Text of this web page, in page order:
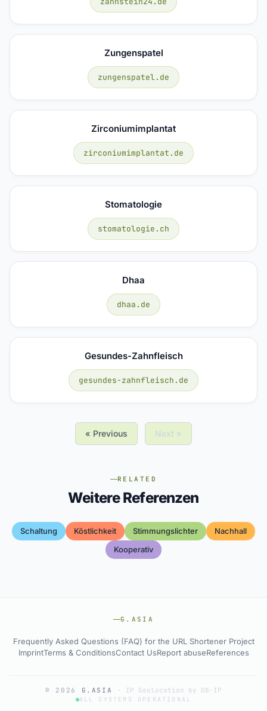
Zungenspatel
zungenspatel.de
Zirconiumimplantat
zirconiumimplantat.de
Stomatologie
stomatologie.ch
Dhaa
dhaa.de
Gesundes-Zahnfleisch
gesundes-zahnfleisch.de
« Previous Next »
RELATED
Weitere Referenzen
Schaltung Köstlichkeit Stimmungslichter
Nachhall
Kooperativ
G.ASIA
Frequently Asked Questions (FAQ) for the URL Shortener Project
ImprintTerms & ConditionsContact UsReport abuseReferences
© 2026 G.ASIA · IP Geolocation by DB-IP
ALL SYSTEMS OPERATIONAL